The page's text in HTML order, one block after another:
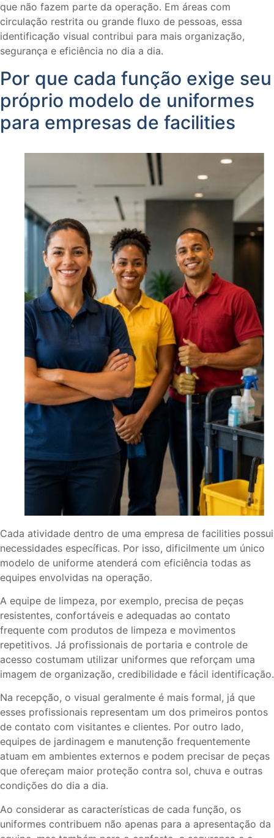
que não fazem parte da operação. Em áreas com
circulação restrita ou grande fluxo de pessoas, essa
identificação visual contribui para mais organização,
segurança e eficiência no dia a dia.
Por que cada função exige seu
próprio modelo de uniformes
para empresas de facilities
Cada atividade dentro de uma empresa de facilities possui
necessidades específicas. Por isso, dificilmente um único
modelo de uniforme atenderá com eficiência todas as
equipes envolvidas na operação.
A equipe de limpeza, por exemplo, precisa de peças
resistentes, confortáveis e adequadas ao contato
frequente com produtos de limpeza e movimentos
repetitivos. Já profissionais de portaria e controle de
acesso costumam utilizar uniformes que reforçam uma
imagem de organização, credibilidade e fácil identificação.
Na recepção, o visual geralmente é mais formal, já que
esses profissionais representam um dos primeiros pontos
de contato com visitantes e clientes. Por outro lado,
equipes de jardinagem e manutenção frequentemente
atuam em ambientes externos e podem precisar de peças
que ofereçam maior proteção contra sol, chuva e outras
condições do dia a dia.
Ao considerar as características de cada função, os
uniformes contribuem não apenas para a apresentação da